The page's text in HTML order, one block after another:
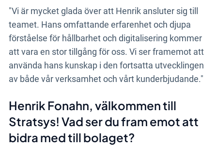
"Vi är mycket glada över att Henrik ansluter sig till
teamet. Hans omfattande erfarenhet och djupa
förståelse för hållbarhet och digitalisering kommer
att vara en stor tillgång för oss. Vi ser framemot att
använda hans kunskap i den fortsatta utvecklingen
av både vår verksamhet och vårt kunderbjudande."
Henrik Fonahn, välkommen till
Stratsys! Vad ser du fram emot att
bidra med till bolaget?